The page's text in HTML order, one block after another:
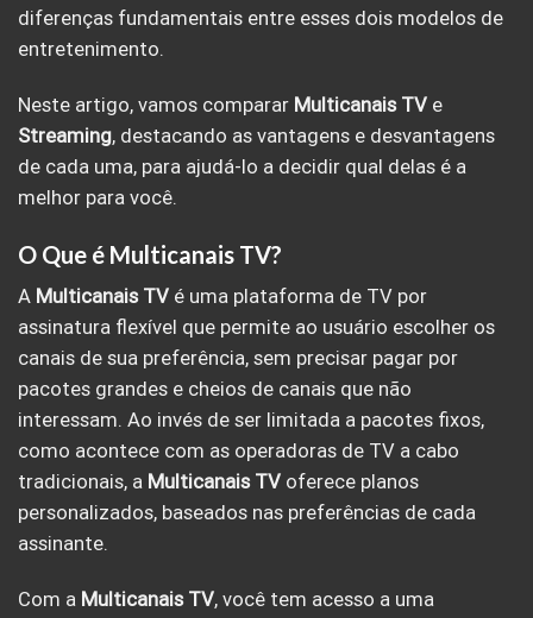
diferenças fundamentais entre esses dois modelos de
entretenimento.
Neste artigo, vamos comparar Multicanais TV e
Streaming, destacando as vantagens e desvantagens
de cada uma, para ajudá-lo a decidir qual delas é a
melhor para você.
O Que é Multicanais TV?
A Multicanais TV é uma plataforma de TV por
assinatura flexível que permite ao usuário escolher os
canais de sua preferência, sem precisar pagar por
pacotes grandes e cheios de canais que não
interessam. Ao invés de ser limitada a pacotes fixos,
como acontece com as operadoras de TV a cabo
tradicionais, a Multicanais TV oferece planos
personalizados, baseados nas preferências de cada
assinante.
Com a Multicanais TV, você tem acesso a uma